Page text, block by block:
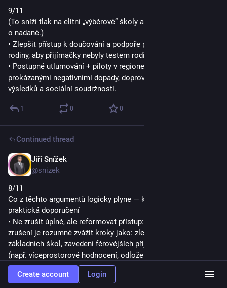
9/11
(To sníží tlak na elitní „výběrové“ školy a zároveň neztratí péči
o nadané.)
• Zlepšit přístup k doučování a podpoře pro znevýhodněné
rodiny, aby přijímačky nebyly testem rodinného rozpočtu.
• Postupné utlumování + piloty v regionech s jasně
prokázanými negativními dopady, doprovázené monitoringem
výsledků a sociální soudržnosti.
1 0 0
Continued thread
Jiří Snížek
@snizek
8/11
Co z těchto argumentů logicky plyne — kompromisní a
praktická doporučení
• Ne zrušit úplně, ale reformovat přístup: místo náhlého
zrušení je rozumné zvážit kroky jako: zlepšení kvality všech
základních škol, zavedení férovějších přijímacích mechanismů
(např. víceprostorové hodnocení, odložení selekce), podpora
inkluzivních tříd a programů pro nadané uvnitř běžných škol.
1 0
Create account Login